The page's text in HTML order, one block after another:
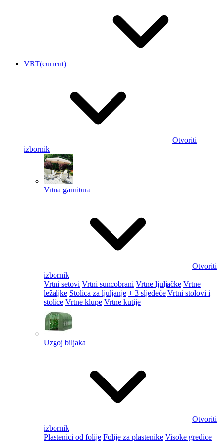
VRT(current)
Otvoriti
izbornik
Vrtna garnitura
Otvoriti
izbornik
Vrtni setovi Vrtni suncobrani Vrtne ljuljačke Vrtne
ležaljke Stolica za ljuljanje + 3 sljedeće Vrtni stolovi i
stolice Vrtne klupe Vrtne kutije
Uzgoj biljaka
Otvoriti
izbornik
Plastenici od folije Folije za plastenike Visoke gredice